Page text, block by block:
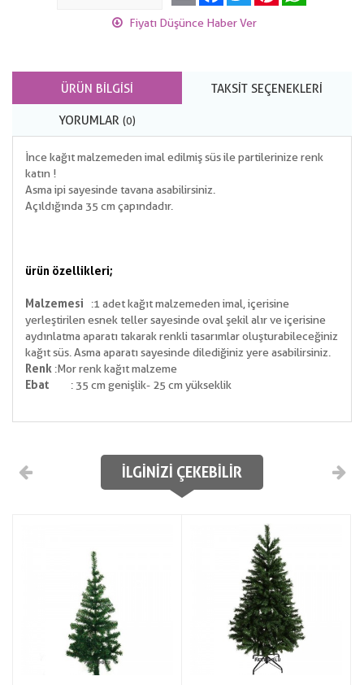
Fiyatı Düşünce Haber Ver
ÜRÜN BILGISI TAKSIT SEÇENEKLERI
YORUMLAR (0)
İnce kağıt malzemeden imal edilmiş süs ile partilerinize renk
katın !
Asma ipi sayesinde tavana asabilirsiniz.
Açıldığında 35 cm çapındadır.
ürün özellikleri;
Malzemesi
:1 adet kağıt malzemeden imal, içerisine
yerleştirilen esnek teller sayesinde oval şekil alır ve içerisine
aydınlatma aparatı takarak renkli tasarımlar oluşturabileceğiniz
kağıt süs. Asma aparatı sayesinde dilediğiniz yere asabilirsiniz.
Renk :Mor renk kağıt malzeme
Ebat
: 35 cm genişlik- 25 cm yükseklik
İLGINIZI ÇEKEBILIR